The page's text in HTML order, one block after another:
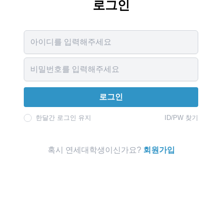
로그인
로그인
한달간 로그인 유지 ID/PW 찾기
혹시 연세대학생이신가요? 회원가입